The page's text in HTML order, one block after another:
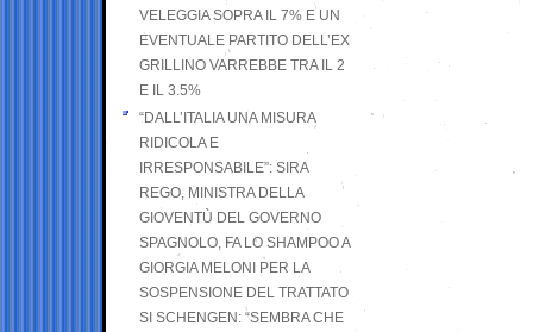
VELEGGIA SOPRA IL 7% E UN
EVENTUALE PARTITO DELL’EX
GRILLINO VARREBBE TRA IL 2
E IL 3.5%
“DALL’ITALIA UNA MISURA
RIDICOLA E
IRRESPONSABILE”: SIRA
REGO, MINISTRA DELLA
GIOVENTÙ DEL GOVERNO
SPAGNOLO, FA LO SHAMPOO A
GIORGIA MELONI PER LA
SOSPENSIONE DEL TRATTATO
SI SCHENGEN: “SEMBRA CHE